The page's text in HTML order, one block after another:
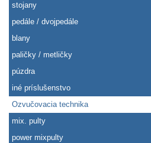
stojany
pedále / dvojpedále
blany
paličky / metličky
púzdra
iné príslušenstvo
Ozvučovacia technika
mix. pulty
power mixpulty